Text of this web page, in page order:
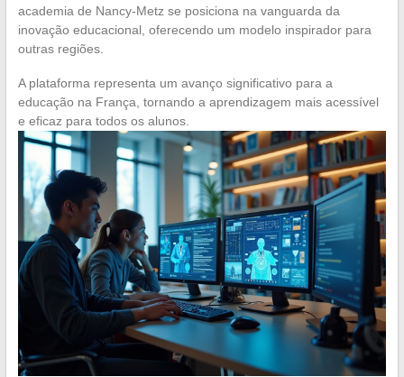
academia de Nancy-Metz se posiciona na vanguarda da
inovação educacional, oferecendo um modelo inspirador para
outras regiões.
A plataforma representa um avanço significativo para a
educação na França, tornando a aprendizagem mais acessível
e eficaz para todos os alunos.